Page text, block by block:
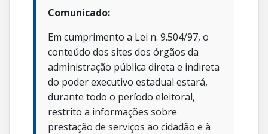
Comunicado:
Em cumprimento a Lei n. 9.504/97, o
conteúdo dos sites dos órgãos da
administração pública direta e indireta
do poder executivo estadual estará,
durante todo o período eleitoral,
restrito a informações sobre
prestação de serviços ao cidadão e à